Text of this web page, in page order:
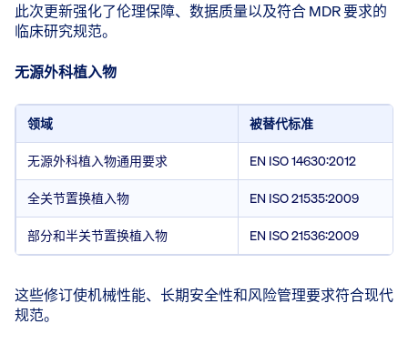
此次更新强化了伦理保障、数据质量以及符合 MDR 要求的
临床研究规范。
无源外科植入物
领域 被替代标准
无源外科植入物通用要求 EN ISO 14630:2012
全关节置换植入物 EN ISO 21535:2009
部分和半关节置换植入物 EN ISO 21536:2009
这些修订使机械性能、长期安全性和风险管理要求符合现代
规范。